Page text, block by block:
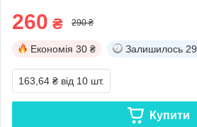
260 ₴ 290 ₴
Економія 30 ₴ Залишилось
163,64 ₴ від 10 шт.
Купити